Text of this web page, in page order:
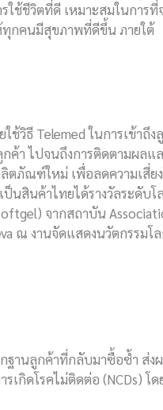
ช้ชีวิตที่ดี เหมาะสมในการที่
กคนมีสุขภาพที่ดีขึ้น ภายใต้
ธี Telemed ในการเข้าถึง
ค้า ไปจนถึงการติดตามผลแ
ตภัณฑ์ใหม่ เพื่อลดความเสี่ยง
นสินค้าไทยได้รางวัลระดับโ
จากสถาบัน
ณ งานจัดแสดงนวัตกรรมโล
กฐานลูกค้าที่กลับมาซื้อซ้ำ ส่ง
กิดโรคไม่ติดต่อ (NCDs) โด